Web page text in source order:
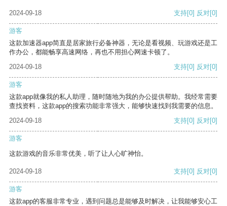
2024-09-18 支持[0] 反对[0]
游客
这款加速器app简直是居家旅行必备神器，无论是看视频、玩游戏还是工
作办公，都能畅享高速网络，再也不用担心网速卡顿了。
2024-09-18
支持[0] 反对[0]
游客
这款app就像我的私人助理，随时随地为我的办公提供帮助。我经常需要
查找资料，这款app的搜索功能非常强大，能够快速找到我需要的信息。
2024-09-18
支持[0] 反对[0]
游客
这款游戏的音乐非常优美，听了让人心旷神怡。
2024-09-18 支持[0] 反对[0]
游客
这款app的客服非常专业，遇到问题总是能够及时解决，让我能够安心工